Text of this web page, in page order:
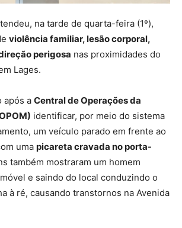
na tarde de quarta-feira (1º),
violência familiar, lesão corporal,
perigosa nas proximidades do
Lages.
após a Central de Operações da
identificar, por meio do sistema
um veículo parado em frente ao
uma picareta cravada no porta-
também mostraram um homem
e saindo do local conduzindo o
à ré, causando transtornos na Avenida